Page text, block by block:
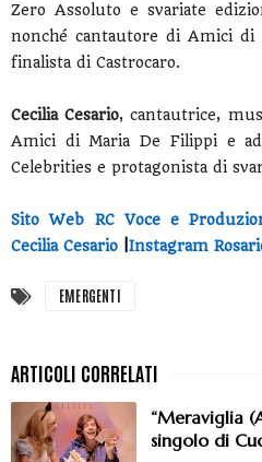
Zero Assoluto e svariate
nonché cantautore di Amici di
finalista di Castrocaro.
Cecilia Cesario, cantautrice,
Amici di Maria De Filippi e
Celebrities e protagonista di
Sito Web RC Voce e
Cecilia Cesario
Instagram
EMERGENTI
“Meraviglia
singolo di